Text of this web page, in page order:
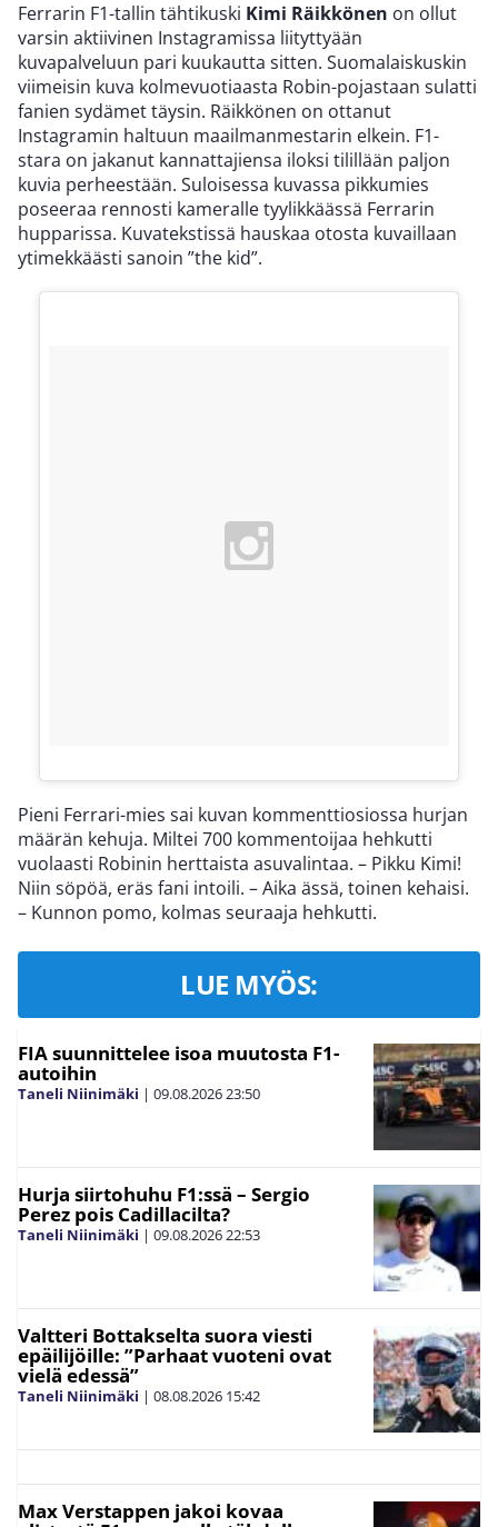
Ferrarin F1-tallin tähtikuski Kimi Räikkönen on ollut
varsin aktiivinen Instagramissa liityttyään
kuvapalveluun pari kuukautta sitten. Suomalaiskuskin
viimeisin kuva kolmevuotiaasta Robin-pojastaan sulatti
fanien sydämet täysin. Räikkönen on ottanut
Instagramin haltuun maailmanmestarin elkein. F1-
stara on jakanut kannattajiensa iloksi tilillään paljon
kuvia perheestään. Suloisessa kuvassa pikkumies
poseeraa rennosti kameralle tyylikkäässä Ferrarin
hupparissa. Kuvatekstissä hauskaa otosta kuvaillaan
ytimekkäästi sanoin ”the kid”.
Pieni Ferrari-mies sai kuvan kommenttiosiossa hurjan
määrän kehuja. Miltei 700 kommentoijaa hehkutti
vuolaasti Robinin herttaista asuvalintaa. – Pikku Kimi!
Niin söpöä, eräs fani intoili. – Aika ässä, toinen kehaisi.
– Kunnon pomo, kolmas seuraaja hehkutti.
LUE MYÖS:
FIA suunnittelee isoa muutosta F1-
autoihin
Taneli Niinimäki | 09.08.202623:50
Hurja siirtohuhu F1:ssä – Sergio
Perez pois Cadillacilta?
Taneli Niinimäki | 09.08.202622:53
Valtteri Bottakselta suora viesti
epäilijöille: ”Parhaat vuoteni ovat
vielä edessä”
Taneli Niinimäki | 08.08.2026 15:42
Max Verstappen jakoi kovaa